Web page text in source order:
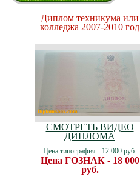
Диплом техникума или
колледжа 2007-2010 год
СМОТРЕТЬ ВИДЕО
ДИПЛОМА
Цена типография - 12 000 руб.
Цена ГОЗНАК - 18 000
руб.